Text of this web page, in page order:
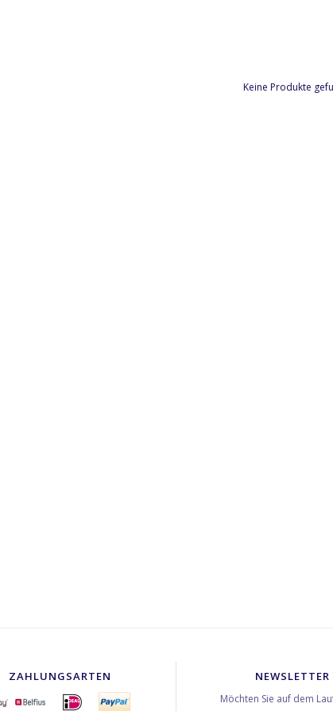
Keine Produkte
ZAHLUNGSARTEN NEWSLETTER
Möchten Sie auf dem